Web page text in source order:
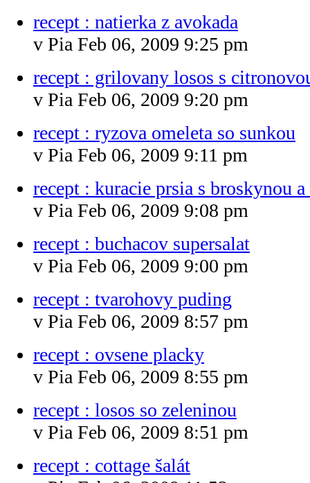
recept : natierka z avokada
v Pia Feb 06, 2009 9:25 pm
recept : grilovany losos s
v Pia Feb 06, 2009 9:20 pm
recept : ryzova omeleta so sunkou
v Pia Feb 06, 2009 9:11 pm
recept : kuracie prsia s broskynou
v Pia Feb 06, 2009 9:08 pm
recept : buchacov supersalat
v Pia Feb 06, 2009 9:00 pm
recept : tvarohovy puding
v Pia Feb 06, 2009 8:57 pm
recept : ovsene placky
v Pia Feb 06, 2009 8:55 pm
recept : losos so zeleninou
v Pia Feb 06, 2009 8:51 pm
recept : cottage šalát